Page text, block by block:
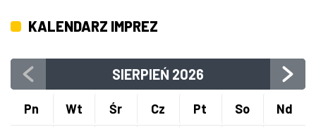
KALENDARZ IMPREZ
SIERPIEŃ 2026
Pn Wt Śr Cz Pt So Nd